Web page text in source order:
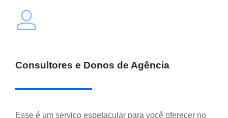
Consultores e Donos de Agência
Esse é um serviço espetacular para você oferecer no